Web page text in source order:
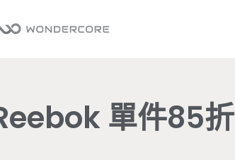
單件85折